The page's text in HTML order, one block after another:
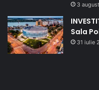
3
Sala
31 iulie